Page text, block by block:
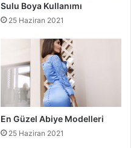
Sulu Boya Kullanımı
25 Haziran 2021
En Güzel Abiye Modelleri
25 Haziran 2021